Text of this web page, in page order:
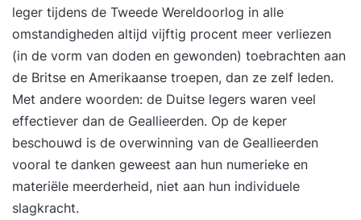
leger tijdens de Tweede Wereldoorlog in alle
omstandigheden altijd vijftig procent meer verliezen
(in de vorm van doden en gewonden) toebrachten aan
de Britse en Amerikaanse troepen, dan ze zelf leden.
Met andere woorden: de Duitse legers waren veel
effectiever dan de Geallieerden. Op de keper
beschouwd is de overwinning van de Geallieerden
vooral te danken geweest aan hun numerieke en
materiële meerderheid, niet aan hun individuele
slagkracht.